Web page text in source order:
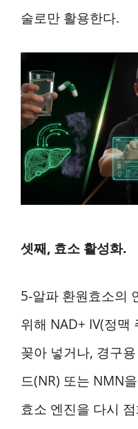
술로만 활용한다.
셋째, 효소 활성화.
5-알파 환원효소의
위해 NAD+ IV(정
꽂아 넣거나, 경구
드(NR) 또는 NMN
효소 엔진을 다시